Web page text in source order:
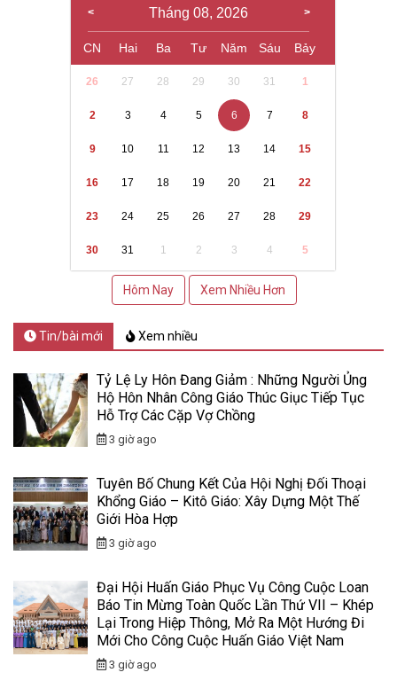
Tháng 08, 2026
CN Hai Ba Tư Năm Sáu Bảy
26 27 28 29 30 31 1
2 3 4 5 6 7 8
9 10 11 12 13 14 15
16 17 18 19 20 21 22
23 24 25 26 27 28 29
30 31 1 2 3 4 5
Hôm Nay Xem Nhiều Hơn
Tin/bài mới Xem nhiều
Tỷ Lệ Ly Hôn Đang Giảm : Những Người Ủng
Hộ Hôn Nhân Công Giáo Thúc Giục Tiếp Tục
Hỗ Trợ Các Cặp Vợ Chồng
3 giờ ago
Tuyên Bố Chung Kết Của Hội Nghị Đối Thoại
Khổng Giáo – Kitô Giáo: Xây Dựng Một Thế
Giới Hòa Hợp
3 giờ ago
Đại Hội Huấn Giáo Phục Vụ Công Cuộc Loan
Báo Tin Mừng Toàn Quốc Lần Thứ VII – Khép
Lại Trong Hiệp Thông, Mở Ra Một Hướng Đi
Mới Cho Công Cuộc Huấn Giáo Việt Nam
3 giờ ago